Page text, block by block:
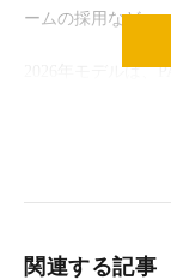
ームの採用など。
2026年モデルは、
ながらアクティブ
関連する記事